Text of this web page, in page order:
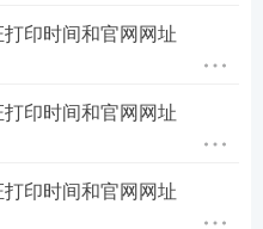
印时间和官网网址
印时间和官网网址
印时间和官网网址